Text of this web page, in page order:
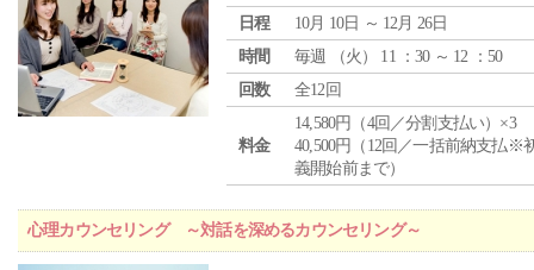
日程
10月 10日 ～ 12月 26日
時間
毎週 （火 ） 11 ：30 ～ 12 ：50
回数
全12回
料金
14,580円（4回／分割支払い）×3
40,500円（12回／一括前納支払※
義開始前まで）
心理カウンセリング ～対話を深めるカウンセリング～